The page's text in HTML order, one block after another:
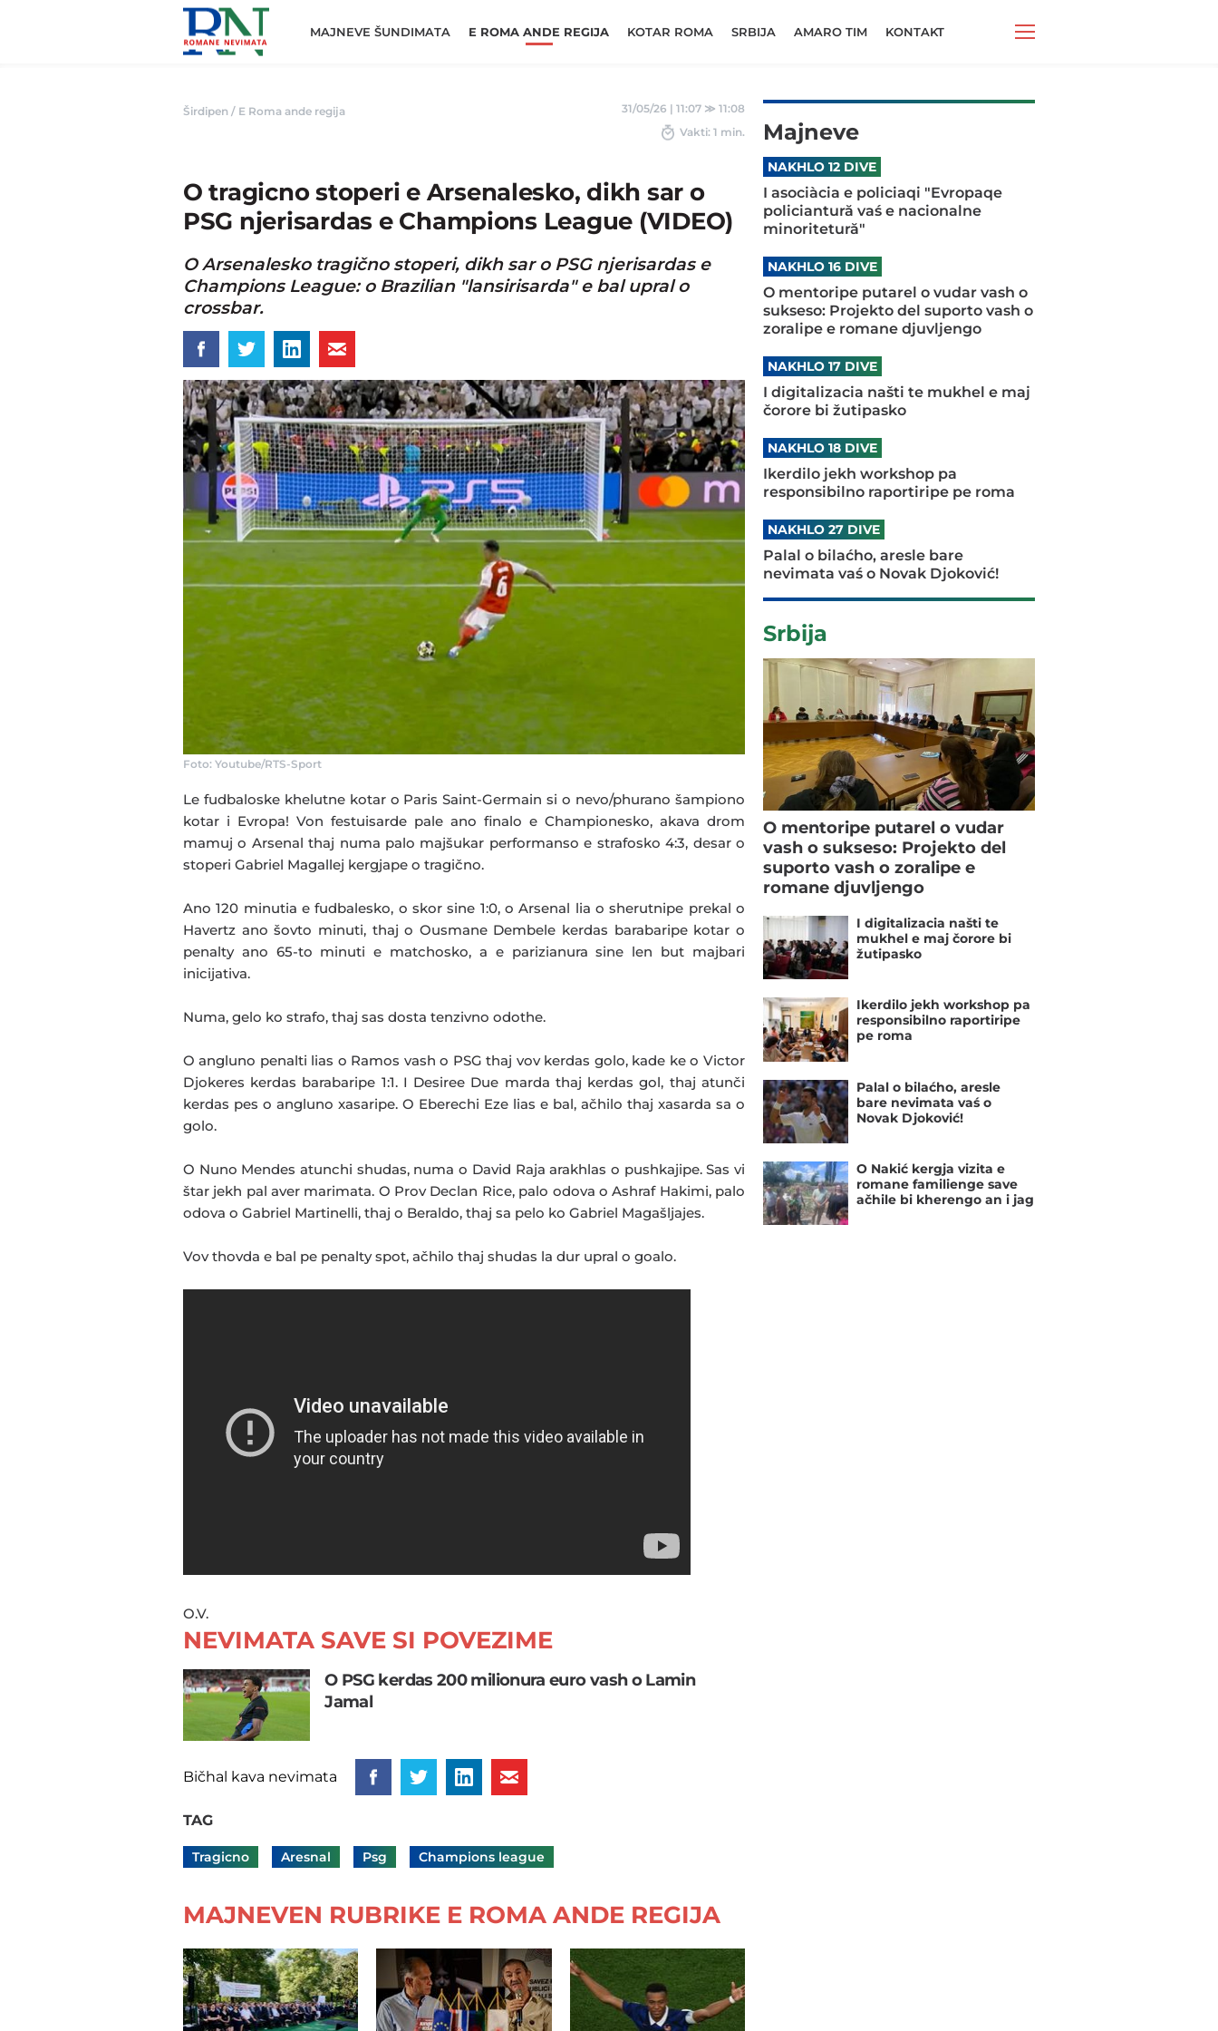
Romane
Nemivata
MAJNEVE ŠUNDIMATA E ROMA ANDE REGIJA KOTAR ROMA SRBIJA AMARO TIM KONTAKT
Širdipen / E Roma ande regija 31/05/26 | 11:07≫ 11:08
Vakti: 1 min.
O tragicno stoperi e Arsenalesko, dikh sar o
PSG njerisardas e Champions League (VIDEO)
O Arsenalesko tragično stoperi, dikh sar o PSG njerisardas e
Champions League: o Brazilian "lansirisarda" e bal upral o
crossbar.
Foto: Youtube/RTS-Sport
Le fudbaloske khelutne kotar o Paris Saint-Germain si o nevo/phurano šampiono
kotar i Evropa! Von festuisarde pale ano finalo e Championesko, akava drom
mamuj o Arsenal thaj numa palo majšukar performanso e strafosko 4:3, desar o
stoperi Gabriel Magallej kergjape o tragično.
Ano 120 minutia e fudbalesko, o skor sine 1:0, o Arsenal lia o sherutnipe prekal o
Havertz ano šovto minuti, thaj o Ousmane Dembele kerdas barabaripe kotar o
penalty ano 65-to minuti e matchosko, a e parizianura sine len but majbari
inicijativa.
Numa, gelo ko strafo, thaj sas dosta tenzivno odothe.
O angluno penalti lias o Ramos vash o PSG thaj vov kerdas golo, kade ke o Victor
Djokeres kerdas barabaripe 1:1. I Desiree Due marda thaj kerdas gol, thaj atunči
kerdas pes o angluno xasaripe. O Eberechi Eze lias e bal, ačhilo thaj xasarda sa o
golo.
O Nuno Mendes atunchi shudas, numa o David Raja arakhlas o pushkajipe. Sas vi
štar jekh pal aver marimata. O Prov Declan Rice, palo odova o Ashraf Hakimi, palo
odova o Gabriel Martinelli, thaj o Beraldo, thaj sa pelo ko Gabriel Magašljajes.
Vov thovda e bal pe penalty spot, ačhilo thaj shudas la dur upral o goalo.
O.V.
NEVIMATA SAVE SI POVEZIME
O PSG kerdas 200 milionura euro vash o Lamin
Jamal
Bičhal kava nevimata
TAG
Tragicno Aresnal Psg Champions league
MAJNEVEN RUBRIKE E ROMA ANDE REGIJA
Majneve
NAKHLO 12 DIVE
I asociàcia e policiaqi "Evropaqe
policiantură vaś e nacionalne
minoritetură"
NAKHLO 16 DIVE
O mentoripe putarel o vudar vash o
sukseso: Projekto del suporto vash o
zoralipe e romane djuvljengo
NAKHLO 17 DIVE
I digitalizacia našti te mukhel e maj
čorore bi žutipasko
NAKHLO 18 DIVE
Ikerdilo jekh workshop pa
responsibilno raportiripe pe roma
NAKHLO 27 DIVE
Palal o bilaćho, aresle bare
nevimata vaś o Novak Djoković!
Srbija
O mentoripe putarel o vudar
vash o sukseso: Projekto del
suporto vash o zoralipe e
romane djuvljengo
I digitalizacia našti te
mukhel e maj čorore bi
žutipasko
Ikerdilo jekh workshop pa
responsibilno raportiripe
pe roma
Palal o bilaćho, aresle
bare nevimata vaś o
Novak Djoković!
O Nakić kergja vizita e
romane familienge save
ačhile bi kherengo an i jag